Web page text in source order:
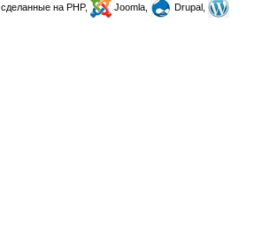
, сделанные на PHP, Joomla,
Drupal,